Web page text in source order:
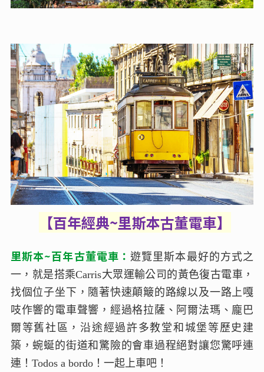
【百年經典~里斯本古董電車】
里斯本~百年古董電車：遊覽里斯本最好的方式之
一，就是搭乘Carris大眾運輸公司的黃色復古電車，
找個位子坐下，隨著快速顛簸的路線以及一路上嘎
吱作響的電車聲響，經過格拉薩、阿爾法瑪、龐巴
爾等舊社區，沿途經過許多教堂和城堡等歷史建
築，蜿蜒的街道和驚險的會車過程絕對讓您驚呼連
連！Todos a bordo！一起上車吧！